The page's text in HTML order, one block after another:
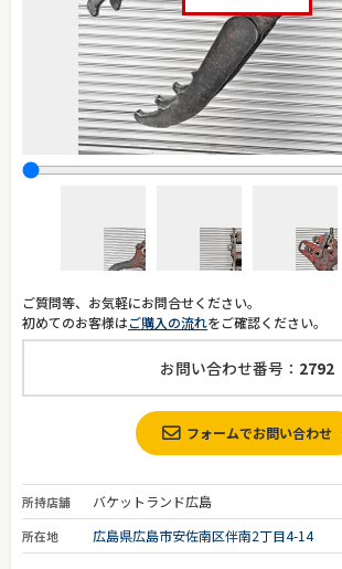
ご質問等、お気軽にお問合せください。
初めてのお客様はご購入の流れをご確認ください。
お問い合わせ番号： 2792
フォームでお問い合わせ
所持店舗 バケットランド広島
所在地 広島県広島市安佐南区伴南2丁目4-14